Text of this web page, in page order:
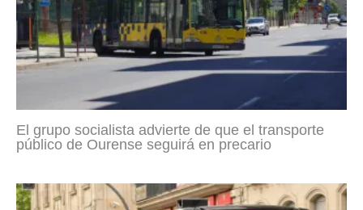
El grupo socialista advierte de que el transporte
público de Ourense seguirá en precario